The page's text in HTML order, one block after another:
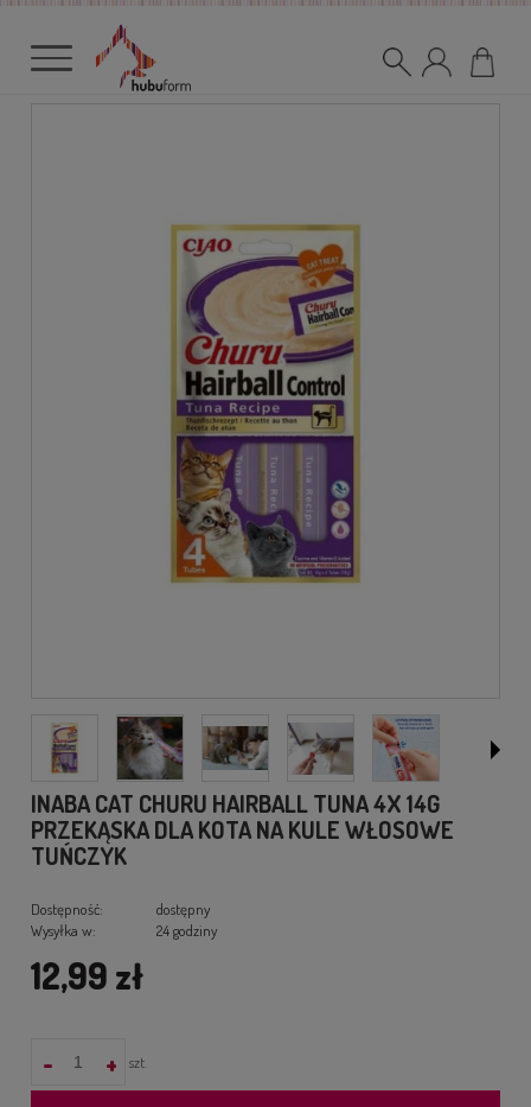
INABA CAT CHURU HAIRBALL TUNA 4X 14G
PRZEKĄSKA DLA KOTA NA KULE WŁOSOWE
TUŃCZYK
Dostępność:
dostępny
Wysyłka w:
24 godziny
12,99 zł
+
- szt.